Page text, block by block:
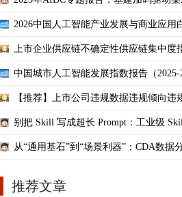
2026中国人工智能产业发展与商业应用
上市企业供应链不确定性供应链集中度
中国城市人工智能发展指数报告（2025-
【推荐】上市公司违规数据违规倾向违
别把 Skill 写成超长 Prompt：工业级
从“通用基石”到“场景利器”：CDA数据
推荐文章